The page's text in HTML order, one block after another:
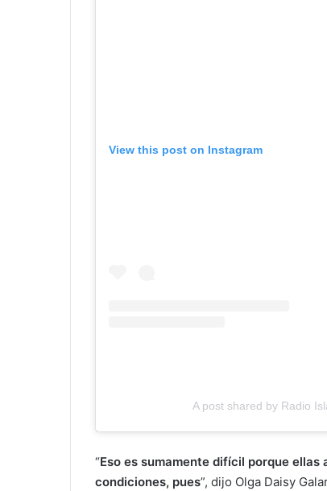
View this post on Instagram
A post shared by Radio
“Eso es sumamente difícil porque
condiciones, pues”, dijo Olga Daisy